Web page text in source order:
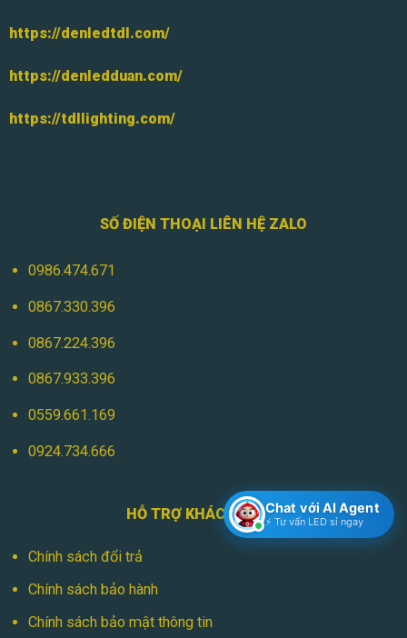
https://denledtdl.com/
https://denledduan.com/
https://tdllighting.com/
SỐ ĐIỆN THOẠI LIÊN HỆ ZALO
0986.474.671
0867.330.396
0867.224.396
0867.933.396
0559.661.169
0924.734.666
HỖ TRỢ KHÁCH HÀNG
Chính sách đổi trả
Chính sách bảo hành
Chính sách bảo mật thông tin
Chat với AI Agent
⚡ Tư vấn LED sỉ ngay